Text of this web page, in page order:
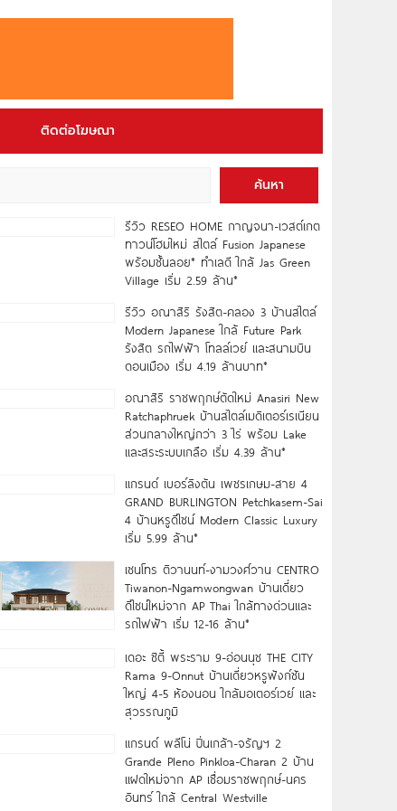
ติดต่อโฆษณา
ค้นหา
รีวิว RESEO HOME กาญจนา-เวสต์เกต
ทาวน์โฮมใหม่ สไตล์ Fusion Japanese
พร้อมชั้นลอย* ทำเลดี ใกล้ Jas Green
Village เริ่ม 2.59 ล้าน*
รีวิว อณาสิริ รังสิต-คลอง 3 บ้านสไตล์
Modern Japanese ใกล้ Future Park
รังสิต รถไฟฟ้า โทลล์เวย์ และสนามบิน
ดอนเมือง เริ่ม 4.19 ล้านบาท*
อณาสิริ ราชพฤกษ์ตัดใหม่ Anasiri New
Ratchaphruek บ้านสไตล์เมดิเตอร์เรเนียน
ส่วนกลางใหญ่กว่า 3 ไร่ พร้อม Lake
และสระระบบเกลือ เริ่ม 4.39 ล้าน*
แกรนด์ เบอร์ลิงตัน เพชรเกษม-สาย 4
GRAND BURLINGTON Petchkasem-Sai
4 บ้านหรูดีไซน์ Modern Classic Luxury
เริ่ม 5.99 ล้าน*
เซนโทร ติวานนท์-งามวงศ์วาน CENTRO
Tiwanon-Ngamwongwan บ้านเดี่ยว
ดีไซน์ใหม่จาก AP Thai ใกล้ทางด่วนและ
รถไฟฟ้า เริ่ม 12-16 ล้าน*
เดอะ ซิตี้ พระราม 9-อ่อนนุช THE CITY
Rama 9-Onnut บ้านเดี่ยวหรูฟังก์ชัน
ใหญ่ 4-5 ห้องนอน ใกล้มอเตอร์เวย์ และ
สุวรรณภูมิ
แกรนด์ พลีโน่ ปิ่นเกล้า-จรัญฯ 2
Grande Pleno Pinkloa-Charan 2 บ้าน
แฝดใหม่จาก AP เชื่อมราชพฤกษ์-นคร
อินทร์ ใกล้ Central Westville